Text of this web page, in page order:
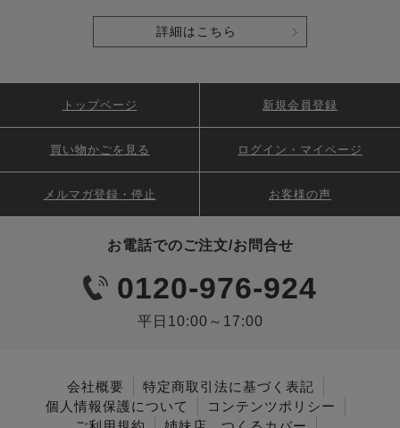
詳細はこちら
お電話でのご注文/お問合せ
0120-976-924
平日10:00～17:00
トップページ 新規会員登録
買い物かごを見る ログイン・マイページ
メルマガ登録・停止 お客様の声
会社概要
特定商取引法に基づく表記
個人情報保護について
コンテンツポリシー